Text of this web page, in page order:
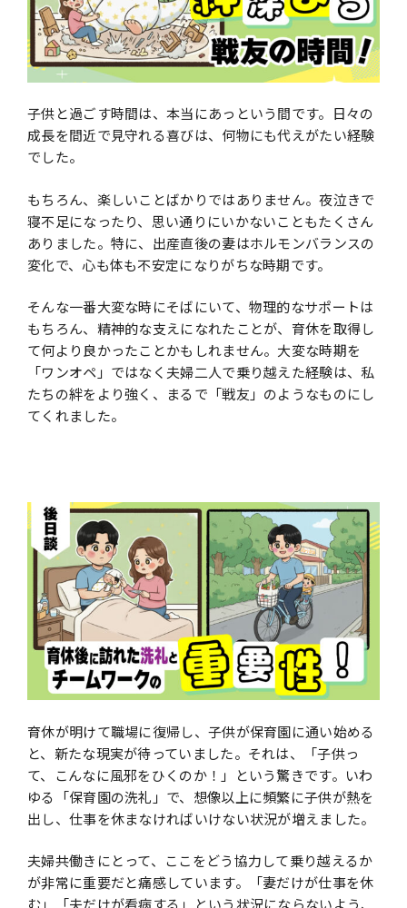
⼦供と過ごす時間は、本当にあっという間です。⽇々の
成⻑を間近で⾒守れる喜びは、何物にも代えがたい経験
でした。
もちろん、楽しいことばかりではありません。夜泣きで
寝不⾜になったり、思い通りにいかないこともたくさん
ありました。特に、出産直後の妻はホルモンバランスの
変化で、⼼も体も不安定になりがちな時期です。
そんな⼀番⼤変な時にそばにいて、物理的なサポートは
もちろん、精神的な⽀えになれたことが、育休を取得し
て何より良かったことかもしれません。⼤変な時期を
「ワンオペ」ではなく夫婦⼆⼈で乗り越えた経験は、私
たちの絆をより強く、まるで「戦友」のようなものにし
てくれました。
育休が明けて職場に復帰し、⼦供が保育園に通い始める
と、新たな現実が待っていました。それは、「⼦供っ
て、こんなに⾵邪をひくのか！」という驚きです。いわ
ゆる「保育園の洗礼」で、想像以上に頻繁に⼦供が熱を
出し、仕事を休まなければいけない状況が増えました。
夫婦共働きにとって、ここをどう協⼒して乗り越えるか
が⾮常に重要だと痛感しています。「妻だけが仕事を休